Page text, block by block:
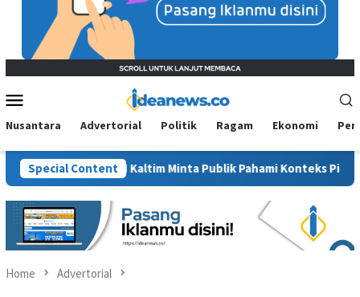
Menu
Nusantara Advertorial Politik Ragam Ekonomi
Special Content
PAN Kaltim Minta Publik Pahami Konteks Pidato Secara Utuh
Home Advertorial